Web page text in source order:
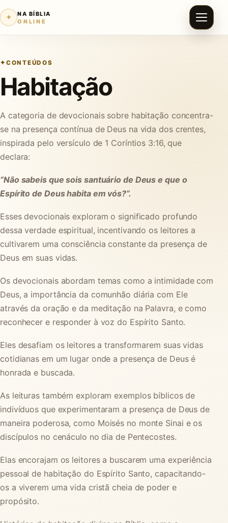
✦
NA BÍBLIA
ONLINE
CONTEÚDOS
Habitação
A categoria de devocionais sobre habitação concentra-
se na presença contínua de Deus na vida dos crentes,
inspirada pelo versículo de 1 Coríntios 3:16, que
declara:
“Não sabeis que sois santuário de Deus e que o
Espírito de Deus habita em vós?”.
Esses devocionais exploram o significado profundo
dessa verdadeespiritual, incentivando os leitores a
cultivarem uma consciência constante da presença de
Deus em suas vidas.
Os devocionais abordam temas como a intimidade com
Deus, a importância da comunhão diária com Ele
através da oração e da meditação na Palavra, e como
reconhecer e responder à voz do Espírito Santo.
Eles desafiam os leitores a transformarem suas vidas
cotidianas em um lugar onde a presença de Deus é
honrada e buscada.
As leituras também exploram exemplos bíblicos de
indivíduos que experimentaram a presença de Deus de
maneira poderosa, como Moisés no monte Sinai e os
discípulos no cenáculo no dia de Pentecostes.
Elas encorajam os leitores a buscarem uma experiência
pessoal de habitação do Espírito Santo, capacitando-
os a viverem uma vida cristã cheia de poder e
propósito.